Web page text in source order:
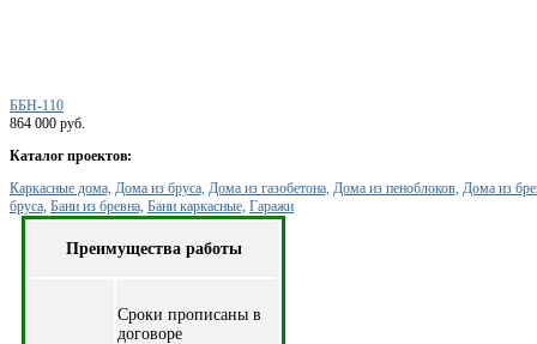
ББН-110
864 000 руб.
Каталог проектов:
Каркасные дома, Дома из бруса, Дома из газобетона, Дома из пеноблоков, Дома из
бруса, Бани из бревна, Бани каркасные, Гаражи
Преимущества работы
Cроки прописаны в
договоре